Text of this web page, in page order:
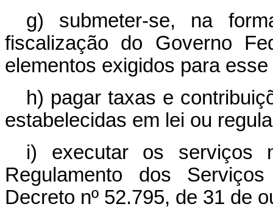
g) submeter-se, na
fiscalização do Governo
elementos exigidos para esse
h) pagar taxas e
estabelecidas em lei ou
i) executar os serviços
Regulamento dos
Decreto nº 52.795, de 31 de